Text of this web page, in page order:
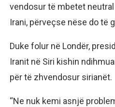
vendosur të mbetet
Irani, përveçse nëse do të
Duke folur në Londër,
Iranit në Siri kishin
për të zhvendosur sirianët.
“Ne nuk kemi asnjë